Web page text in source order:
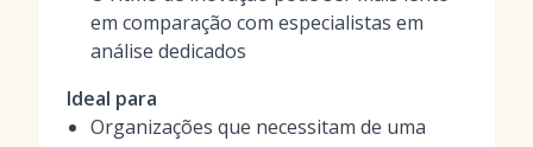
em comparação com especialistas em
análise dedicados
Ideal para
Organizações que necessitam de uma